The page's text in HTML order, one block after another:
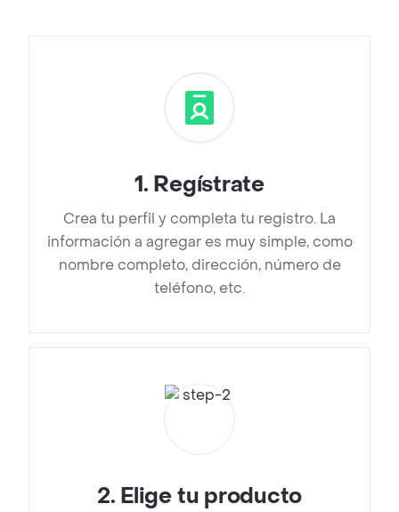
1. Regístrate
Crea tu perfil y completa tu registro. La
información a agregar es muy simple, como
nombre completo, dirección, número de
teléfono, etc.
2. Elige tu producto